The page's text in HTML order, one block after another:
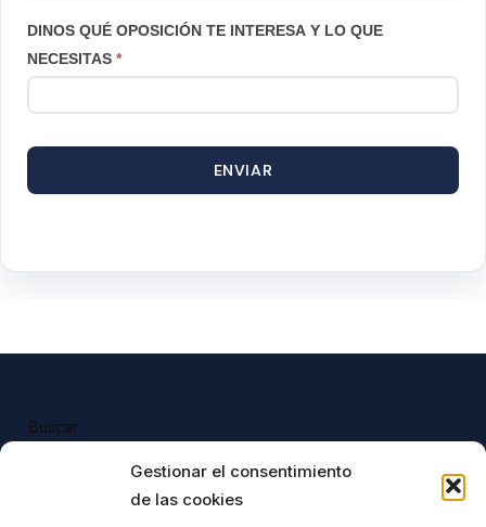
Gestionar el consentimiento
de las cookies
DINOS QUÉ OPOSICIÓN TE INTERESA Y LO QUE
NECESITAS *
ENVIAR
Buscar